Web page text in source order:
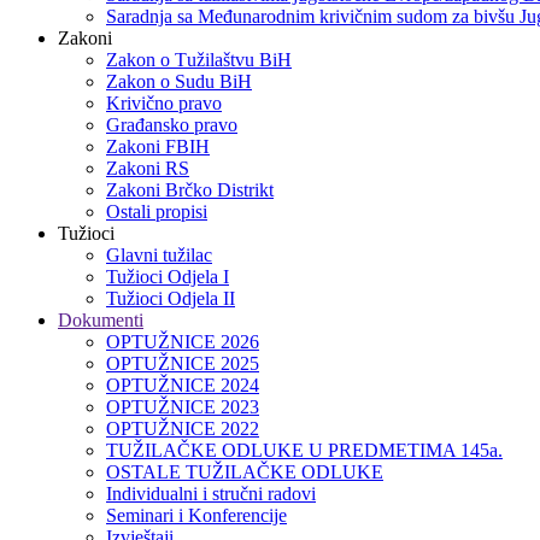
Saradnja sa Međunarodnim krivičnim sudom za bivšu
Zakoni
Zakon o Тužilaštvu BiH
Zakon o Sudu BiH
Krivično pravo
Građansko pravo
Zakoni FBIH
Zakoni RS
Zakoni Brčko Distrikt
Ostali propisi
Tužioci
Glavni tužilac
Tužioci Odjela I
Tužioci Odjela II
Dokumenti
OPTUŽNICE 2026
OPTUŽNICE 2025
OPTUŽNICE 2024
OPTUŽNICE 2023
OPTUŽNICE 2022
TUŽILAČKE ODLUKE U PREDMETIMA 145a.
OSTALE TUŽILAČKE ODLUKE
Individualni i stručni radovi
Seminari i Konferencije